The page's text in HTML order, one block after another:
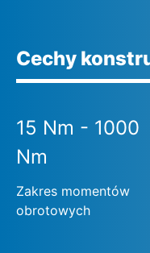
Cechy
15 Nm - 1000
Nm
Zakres momentów
obrotowych